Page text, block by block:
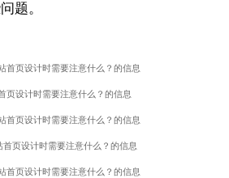
题。
首页设计时需要注意什么？的信息
页设计时需要注意什么？的信息
首页设计时需要注意什么？的信息
首页设计时需要注意什么？的信息
首页设计时需要注意什么？的信息